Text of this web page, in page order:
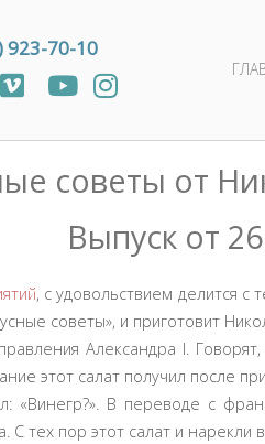
923-70-10
советы от
Выпуск от
, с удовольствием делится
советы», и приготовит
Александра Ι.
этот салат получил после
«Винегр?». В переводе с
тех пор этот салат и нарекли